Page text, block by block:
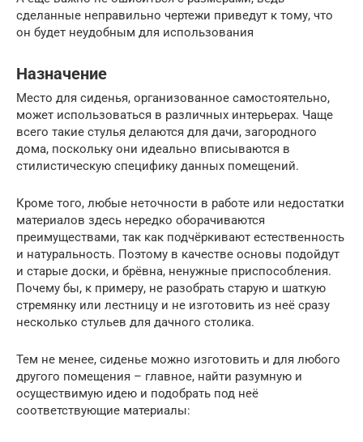
сделанные неправильно чертежи приведут к тому, что
он будет неудобным для использования
Назначение
Место для сиденья, организованное самостоятельно,
может использоваться в различных интерьерах. Чаще
всего такие стулья делаются для дачи, загородного
дома, поскольку они идеально вписываются в
стилистическую специфику данных помещений.
Кроме того, любые неточности в работе или недостатки
материалов здесь нередко оборачиваются
преимуществами, так как подчёркивают естественность
и натуральность. Поэтому в качестве основы подойдут
и старые доски, и брёвна, ненужные приспособления.
Почему бы, к примеру, не разобрать старую и шаткую
стремянку или лестницу и не изготовить из неё сразу
несколько стульев для дачного столика.
Тем не менее, сиденье можно изготовить и для любого
другого помещения – главное, найти разумную и
осуществимую идею и подобрать под неё
соответствующие материалы: